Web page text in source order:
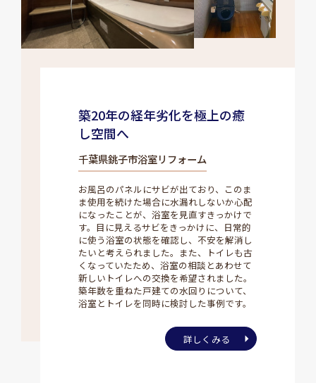
築20年の経年劣化を極上の癒
し空間へ
千葉県銚子市浴室リフォーム
お風呂のパネルにサビが出ており、このま
ま使用を続けた場合に水漏れしないか心配
になったことが、浴室を見直すきっかけで
す。目に見えるサビをきっかけに、日常的
に使う浴室の状態を確認し、不安を解消し
たいと考えられました。また、トイレも古
くなっていたため、浴室の相談とあわせて
新しいトイレへの交換を希望されました。
築年数を重ねた戸建ての水回りについて、
浴室とトイレを同時に検討した事例です。
詳しくみる